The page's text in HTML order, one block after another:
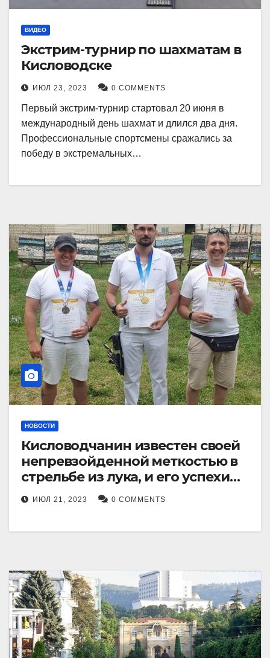
ВИДЕО
Экстрим-турнир по шахматам в
Кисловодске
ИЮЛ 23, 2023 0 COMMENTS
Первый экстрим-турнир стартовал 20 июня в
международный день шахмат и длился два дня.
Профессиональные спортсмены сражались за
победу в экстремальных…
НОВОСТИ
Кисловодчанин известен своей
непревзойденной меткостью в
стрельбе из лука, и его успехи
прославили его в
Ставропольском крае.
ИЮЛ 21, 2023 0 COMMENTS